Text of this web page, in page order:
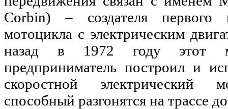
Сorbin) – создателя первого
мотоцикла с электрическим
назад в 1972 году этот
предприниматель построил и
скоростной электрический
способный разгонятся на трассе